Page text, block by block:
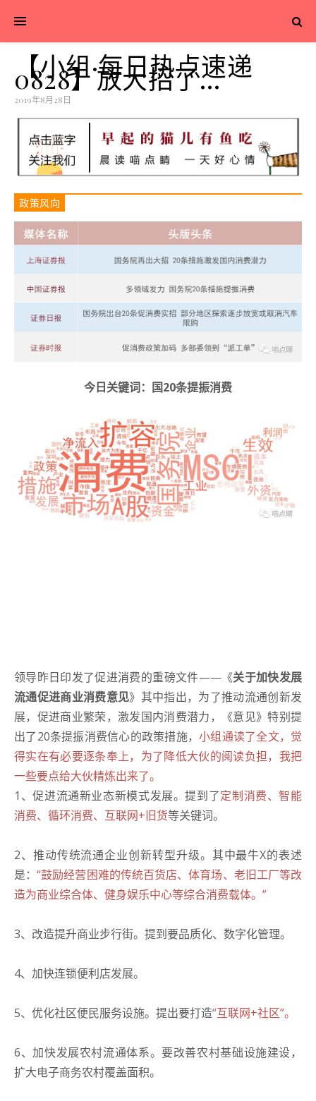
【小组·每日热点速递
0828】放大招了…
2019年8月28日
政策风向
今日关键词：国20条提振消费
领导昨日印发了促进消费的重磅文件——《关于加快发展
流通促进商业消费意见》其中指出，为了推动流通创新发
展，促进商业繁荣，激发国内消费潜力，《意见》特别提
出了20条提振消费信心的政策措施， 小组通读了全文，觉
得实在有必要逐条奉上，为了降低大伙的阅读负担，我把
一些要点给大伙精炼出来了。
1、促进流通新业态新模式发展。提到了定制消费、智能
消费、循环消费、互联网+旧货等关键词。
2、推动传统流通企业创新转型升级。其中最牛X的表述
是：“鼓励经营困难的传统百货店、体育场、老旧工厂等改
造为商业综合体、健身娱乐中心等综合消费载体。”
3、改造提升商业步行街。提到要品质化、数字化管理。
4、加快连锁便利店发展。
5、优化社区便民服务设施。提出要打造“互联网+社区”。
6、加快发展农村流通体系。要改善农村基础设施建设，
扩大电子商务农村覆盖面积。